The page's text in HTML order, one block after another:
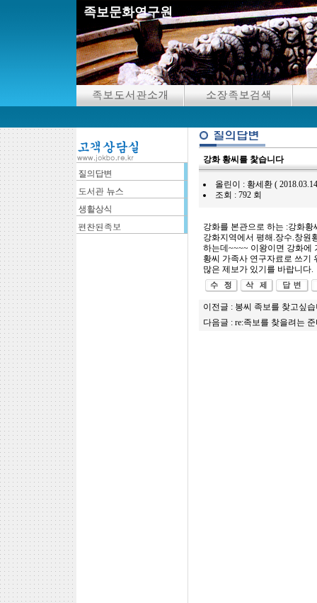
족보문화연구원
강화 황씨를 찿습니다
올린이 : 황세환 (
조회 : 792 회
강화를 본관으로 하는 :강화황
강화지역에서 평해.장수.창원
하는데~~~~ 이왕이면 강화에
황씨 가족사 연구자료로 쓰기
많은 제보가 있기를 바랍니다.
이전글 : 봉씨 족보를 찾고싶
다음글 : re:족보를 찾을려는